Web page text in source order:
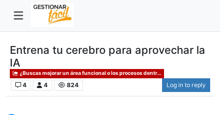
Entrena tu cerebro para aprovechar la
IA
¿Buscas mejorar un área funcional o los procesos dentro de un área organizativa?
4 4 824 Log in to reply